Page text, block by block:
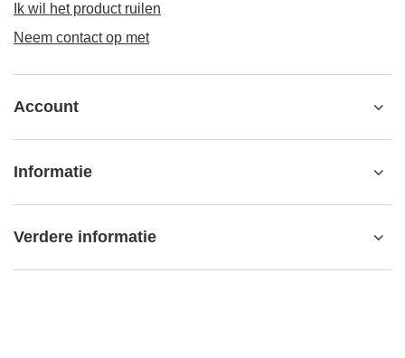
Ik wil het product ruilen
Neem contact op met
Account
Informatie
Verdere informatie